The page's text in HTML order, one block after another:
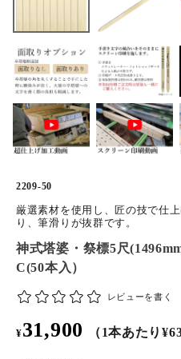
会員メニュー
ご利用ガイド
よみもの
ご購入履歴・再注文
プライバシーポリシー
特定商取引法について
2209-50
厳選素材を使用し、匠の技で仕
り、筆滑りが抜群です。
神式塔婆・祭標5尺
C(50本入）
レビューを書く
¥31,900 （1本あたり